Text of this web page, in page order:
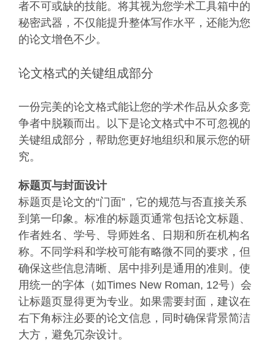
者不可或缺的技能。将其视为您学术工具箱中的
秘密武器，不仅能提升整体写作水平，还能为您
的论文增色不少。
论文格式的关键组成部分
一份完美的论文格式能让您的学术作品从众多竞
争者中脱颖而出。以下是论文格式中不可忽视的
关键组成部分，帮助您更好地组织和展示您的研
究。
标题页与封面设计
标题页是论文的“门面”，它的规范与否直接关系
到第一印象。标准的标题页通常包括论文标题、
作者姓名、学号、导师姓名、日期和所在机构名
称。不同学科和学校可能有略微不同的要求，但
确保这些信息清晰、居中排列是通用的准则。使
用统一的字体（如Times New Roman, 12号）会
让标题页显得更为专业。如果需要封面，建议在
右下角标注必要的论文信息，同时确保背景简洁
大方，避免冗杂设计。